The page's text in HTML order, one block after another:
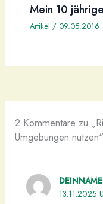
Mein 10
Artikel / 09.05.2016
2 Kommentare zu
Umgebungen nutzen“
DEINNAME
13.11.2025